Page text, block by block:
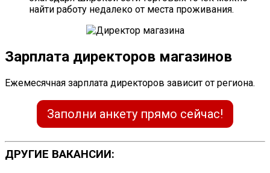
найти работу недалеко от места проживания.
Зарплата директоров магазинов
Ежемесячная зарплата директоров зависит от региона.
Заполни анкету прямо сейчас!
ДРУГИЕ ВАКАНСИИ: